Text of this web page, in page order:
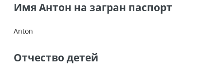
Имя Антон на загран паспорт
Anton
Отчество детей